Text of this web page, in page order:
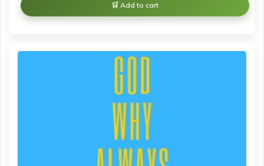
Add to cart